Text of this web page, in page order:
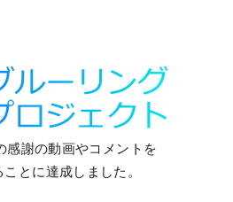
感謝の動画やコメントを
とに達成しました。